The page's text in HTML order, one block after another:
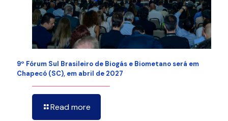
9º Fórum Sul Brasileiro de Biogás e Biometano será em
Chapecó (SC), em abril de 2027
Read more